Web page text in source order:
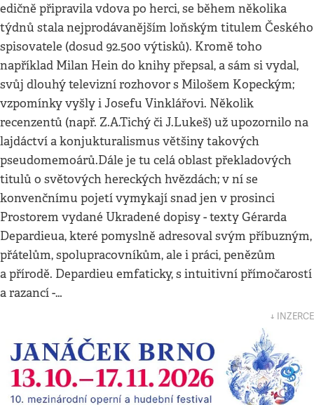
edičně připravila vdova po herci, se během několika
týdnů stala nejprodávanějším loňským titulem Českého
spisovatele (dosud 92.500 výtisků). Kromě toho
například Milan Hein do knihy přepsal, a sám si vydal,
svůj dlouhý televizní rozhovor s Milošem Kopeckým;
vzpomínky vyšly i Josefu Vinklářovi. Několik
recenzentů (např. Z.A.Tichý či J.Lukeš) už upozornilo na
lajdáctví a konjukturalismus většiny takových
pseudomemoárů.Dále je tu celá oblast překladových
titulů o světových hereckých hvězdách; v ní se
konvenčnímu pojetí vymykají snad jen v prosinci
Prostorem vydané Ukradené dopisy - texty Gérarda
Depardieua, které pomyslně adresoval svým příbuzným,
přátelům, spolupracovníkům, ale i práci, penězům
a přírodě. Depardieu emfaticky, s intuitivní přímočarostí
a razancí -…
↓ INZERCE